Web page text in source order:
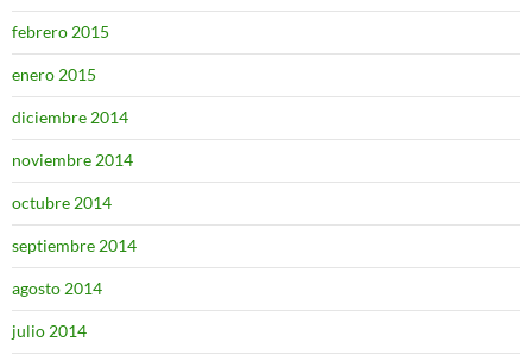
febrero 2015
enero 2015
diciembre 2014
noviembre 2014
octubre 2014
septiembre 2014
agosto 2014
julio 2014